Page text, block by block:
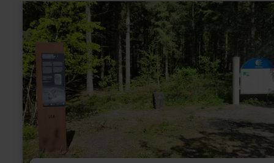
meer
informatie
over:
Blokhut
Esch
am
Vierherrenstein